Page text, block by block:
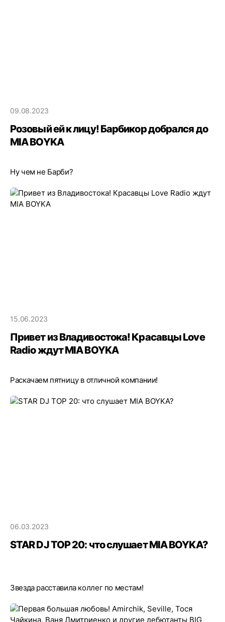
09.08.2023
Розовый ей к лицу! Барбикор добрался до
MIA BOYKA
Ну чем не Барби?
15.06.2023
Привет из Владивостока! Красавцы Love
Radio ждут MIA BOYKA
Раскачаем пятницу в отличной компании!
06.03.2023
STAR DJ TOP 20: что слушает MIA BOYKA?
Звезда расставила коллег по местам!